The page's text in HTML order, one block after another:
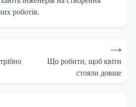
роботів.
Що робити, щоб квіти
стояли довше
⟶